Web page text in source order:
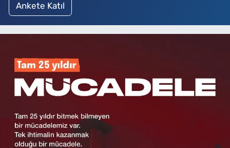
Ankete Katıl